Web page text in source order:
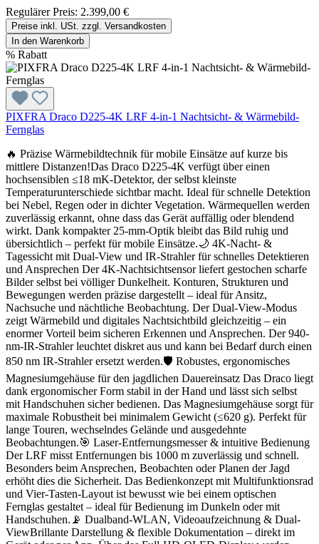
Regulärer Preis: 2.399,00 €
Preise inkl. USt. zzgl. Versandkosten
In den Warenkorb
% Rabatt
PIXFRA Draco D225-4K LRF 4-in-1 Nachtsicht- & Wärmebild-
Fernglas
🔥 Präzise Wärmebildtechnik für mobile Einsätze auf kurze bis
mittlere Distanzen!Das Draco D225-4K verfügt über einen
hochsensiblen ≤18 mK-Detektor, der selbst kleinste
Temperaturunterschiede sichtbar macht. Ideal für schnelle Detektion
bei Nebel, Regen oder in dichter Vegetation. Wärmequellen werden
zuverlässig erkannt, ohne dass das Gerät auffällig oder blendend
wirkt. Dank kompakter 25-mm-Optik bleibt das Bild ruhig und
übersichtlich – perfekt für mobile Einsätze.🌙 4K-Nacht- &
Tagessicht mit Dual-View und IR-Strahler für schnelles Detektieren
und Ansprechen Der 4K-Nachtsichtsensor liefert gestochen scharfe
Bilder selbst bei völliger Dunkelheit. Konturen, Strukturen und
Bewegungen werden präzise dargestellt – ideal für Ansitz,
Nachsuche und nächtliche Beobachtung. Der Dual-View-Modus
zeigt Wärmebild und digitales Nachtsichtbild gleichzeitig – ein
enormer Vorteil beim sicheren Erkennen und Ansprechen. Der 940-
nm-IR-Strahler leuchtet diskret aus und kann bei Bedarf durch einen
850 nm IR-Strahler ersetzt werden.🛡 Robustes, ergonomisches
Magnesiumgehäuse für den jagdlichen Dauereinsatz Das Draco liegt
dank ergonomischer Form stabil in der Hand und lässt sich selbst
mit Handschuhen sicher bedienen. Das Magnesiumgehäuse sorgt für
maximale Robustheit bei minimalem Gewicht (≤620 g). Perfekt für
lange Touren, wechselndes Gelände und ausgedehnte
Beobachtungen.🎯 Laser-Entfernungsmesser & intuitive Bedienung
Der LRF misst Entfernungen bis 1000 m zuverlässig und schnell.
Besonders beim Ansprechen, Beobachten oder Planen der Jagd
erhöht dies die Sicherheit. Das Bedienkonzept mit Multifunktionsrad
und Vier-Tasten-Layout ist bewusst wie bei einem optischen
Fernglas gestaltet – ideal für Bedienung im Dunkeln oder mit
Handschuhen.📡 Dualband-WLAN, Videoaufzeichnung & Dual-
ViewBrillante Darstellung & flexible Dokumentation – direkt im